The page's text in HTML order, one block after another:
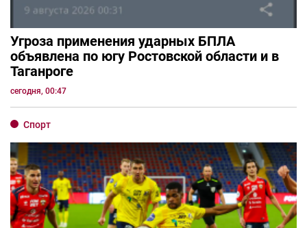
Угроза применения ударных БПЛА
объявлена по югу Ростовской области и в
Таганроге
сегодня, 00:47
Спорт